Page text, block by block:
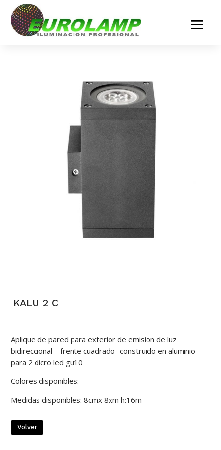
KALU 2 C
Aplique de pared para exterior de emision de luz
bidireccional – frente cuadrado -construido en aluminio-
para 2 dicro led gu10
Colores disponibles:
Medidas disponibles: 8cmx 8xm h:16m
Volver